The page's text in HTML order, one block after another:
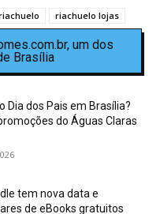
riachuelo lojas
um dos
Brasília
Dia dos Pais em Brasília?
do Águas Claras
tem nova data e
de eBooks gratuitos